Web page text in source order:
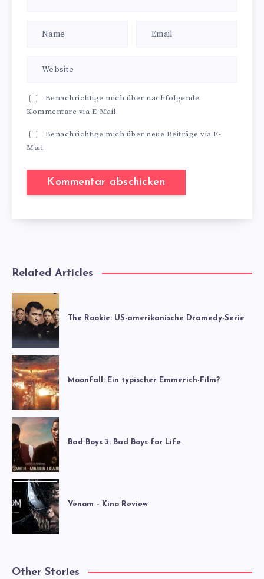
Benachrichtige mich über nachfolgende
Kommentare via E-Mail.
Benachrichtige mich über neue Beiträge via E-
Mail.
Related Articles
The Rookie: US-amerikanische Dramedy-Serie
Moonfall: Ein typischer Emmerich-Film?
Bad Boys 3: Bad Boys for Life
Venom – Kino Review
Other Stories